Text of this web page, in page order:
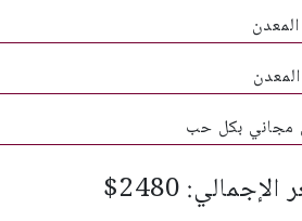
بكل حب
الإجمالي:$2480